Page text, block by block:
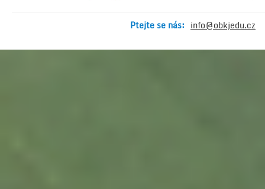
Ptejte se nás: info@obkjedu.cz